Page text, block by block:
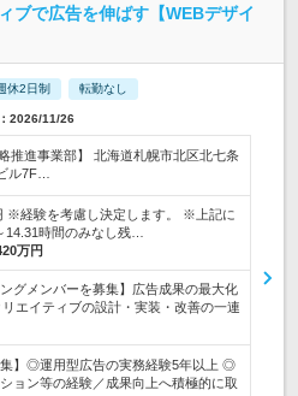
ブで広告を伸ばす【WEBデザイ
休2日制 転勤なし
2026/11/26
推進事業部】 北海道札幌市北区北七条
ル7F…
※経験を考慮し決定します。 ※上記に
14.31時間のみなし残…
万円
グメンバーを募集】広告成果の最大化
エイティブの設計・実装・改善の一連
集】◎運用型広告の実務経験5年以上 ◎
ョン等の経験／成果向上へ積極的に取